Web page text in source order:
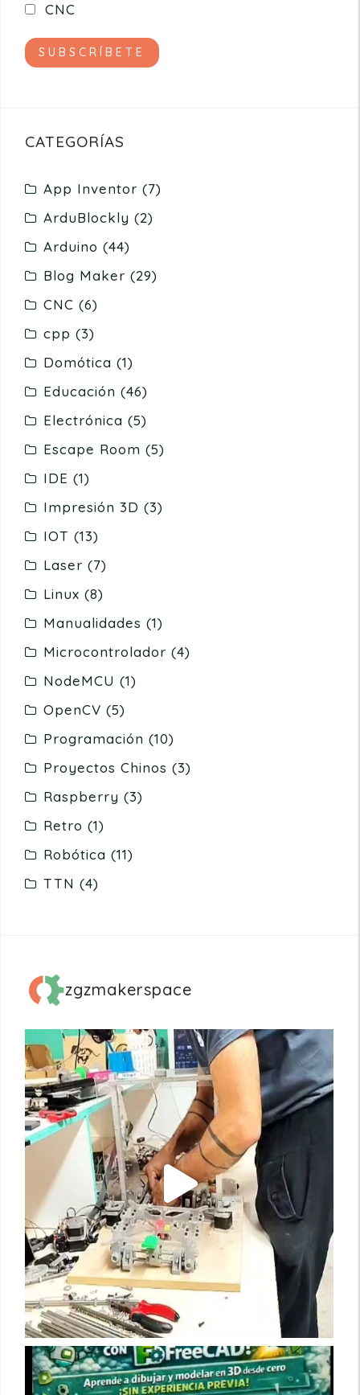
CNC
CATEGORÍAS
App Inventor (7)
ArduBlockly (2)
Arduino (44)
Blog Maker (29)
CNC (6)
cpp (3)
Domótica (1)
Educación (46)
Electrónica (5)
Escape Room (5)
IDE (1)
Impresión 3D (3)
IOT (13)
Laser (7)
Linux (8)
Manualidades (1)
Microcontrolador (4)
NodeMCU (1)
OpenCV (5)
Programación (10)
Proyectos Chinos (3)
Raspberry (3)
Retro (1)
Robótica (11)
TTN (4)
zgzmakerspace